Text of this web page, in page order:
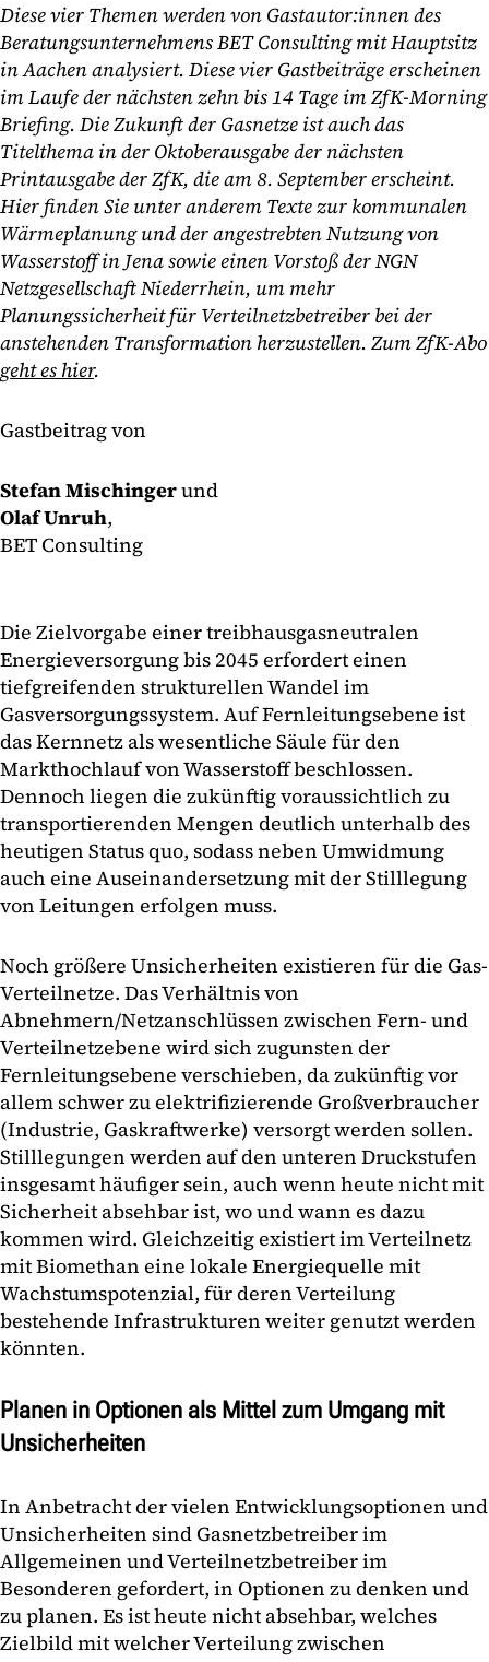
Diese vier Themen werden von Gastautor:innen des
Beratungsunternehmens BET Consulting mit Hauptsitz
in Aachen analysiert. Diese vier Gastbeiträge erscheinen
im Laufe der nächsten zehn bis 14 Tage im ZfK-Morning
Briefing. Die Zukunft der Gasnetze ist auch das
Titelthema in der Oktoberausgabe der nächsten
Printausgabe der ZfK, die am 8. September erscheint.
Hier finden Sie unter anderem Texte zur kommunalen
Wärmeplanung und der angestrebten Nutzung von
Wasserstoff in Jena sowie einen Vorstoß der NGN
Netzgesellschaft Niederrhein, um mehr
Planungssicherheit für Verteilnetzbetreiber bei der
anstehenden Transformation herzustellen. Zum ZfK-Abo
geht es hier.
Gastbeitrag von
Stefan Mischingerund
Olaf Unruh,
BET Consulting
Die Zielvorgabe einer treibhausgasneutralen
Energieversorgung bis 2045 erfordert einen
tiefgreifenden strukturellen Wandel im
Gasversorgungssystem. Auf Fernleitungsebene ist
das Kernnetz als wesentliche Säule für den
Markthochlauf von Wasserstoff beschlossen.
Dennoch liegen die zukünftig voraussichtlich zu
transportierenden Mengen deutlich unterhalb des
heutigen Status quo, sodass neben Umwidmung
auch eine Auseinandersetzung mit der Stilllegung
von Leitungen erfolgen muss.
Noch größere Unsicherheiten existieren für die Gas-
Verteilnetze. Das Verhältnis von
Abnehmern/Netzanschlüssen zwischen Fern- und
Verteilnetzebene wird sich zugunsten der
Fernleitungsebene verschieben, da zukünftig vor
allem schwer zu elektrifizierende Großverbraucher
(Industrie, Gaskraftwerke) versorgt werden sollen.
Stilllegungen werden auf den unteren Druckstufen
insgesamt häufiger sein, auch wenn heute nicht mit
Sicherheit absehbar ist, wo und wann es dazu
kommen wird. Gleichzeitig existiert im Verteilnetz
mit Biomethan eine lokale Energiequelle mit
Wachstumspotenzial, für deren Verteilung
bestehende Infrastrukturen weiter genutzt werden
könnten.
Planen in Optionen als Mittel zum Umgang mit
Unsicherheiten
In Anbetracht der vielen Entwicklungsoptionen und
Unsicherheiten sind Gasnetzbetreiber im
Allgemeinen und Verteilnetzbetreiber im
Besonderen gefordert, in Optionen zu denken und
zu planen. Es ist heute nicht absehbar, welches
Zielbild mit welcher Verteilung zwischen